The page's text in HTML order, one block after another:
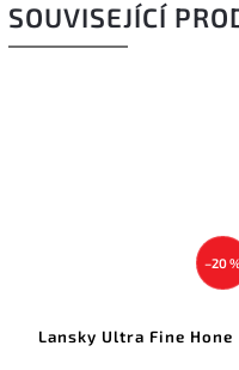
SOUVISEJÍCÍ
–20
Lansky Ultra Fine Hone